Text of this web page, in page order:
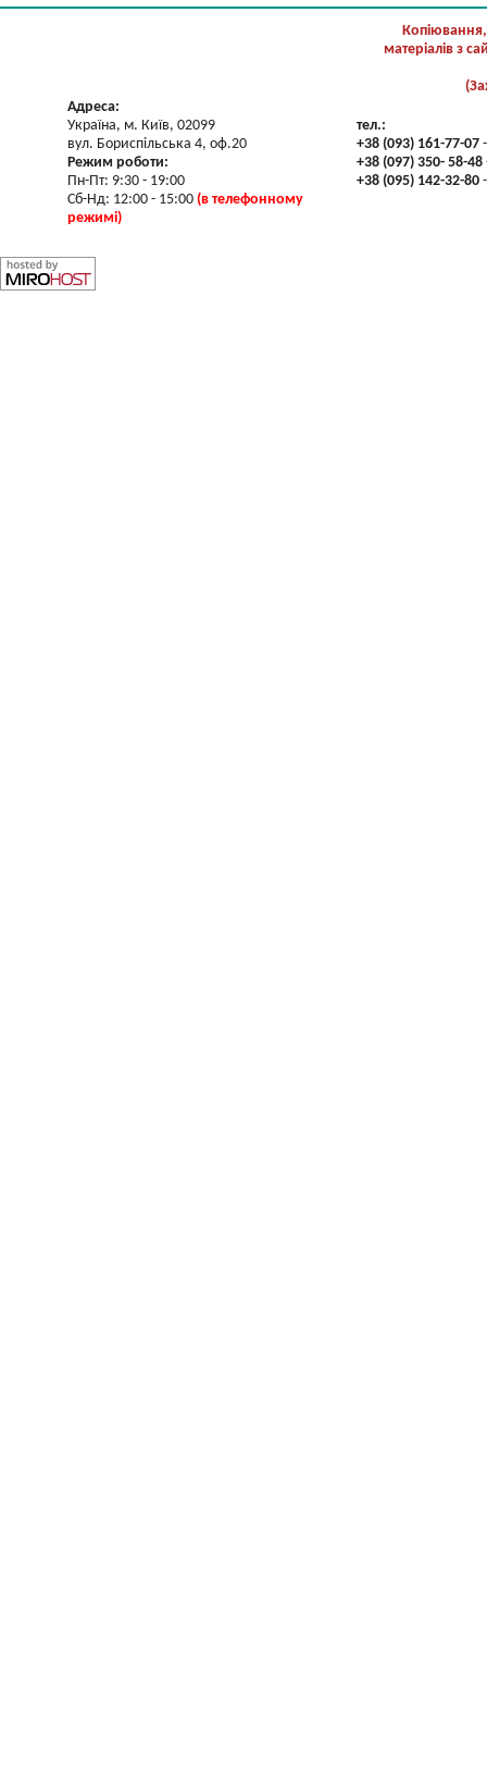
матеріалів з
Адреса:
Україна, м. Київ, 02099
вул. Бориспільська 4, оф.20
Режим роботи:
Пн-Пт: 9:30 - 19:00
Сб-Нд: 12:00 - 15:00 (в телефонному
режимі)
тел.:
+38 (093) 161-77-07
+38 (097) 350- 58-48
+38 (095) 142-32-80